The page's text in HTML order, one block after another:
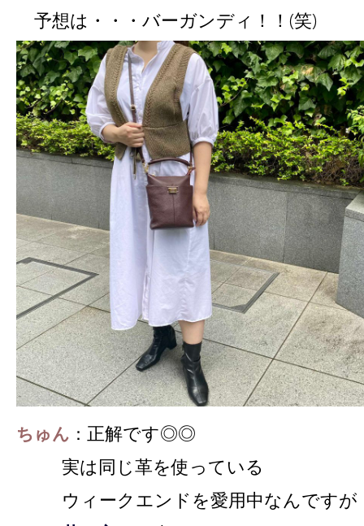
予想は・・・バーガンディ！！(笑)
ちゅん ： 正解です◎◎
実は同じ革を使っている
ウィークエンドを愛用中なんですが